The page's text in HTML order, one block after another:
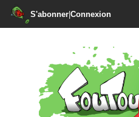
S'abonner|Connexion